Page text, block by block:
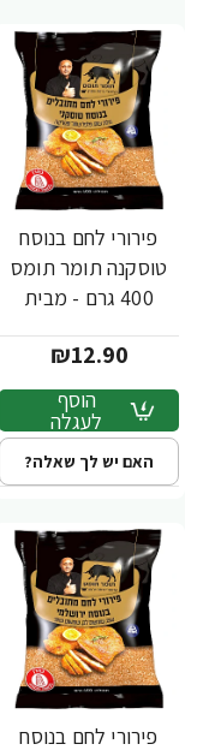
פירורי לחם בנוסח
טוסקנה תומר תומס
400 גרם - מבית
₪12.90
הוסף
לעגלה
האם יש לך שאלה?
פירורי לחם בנוסח